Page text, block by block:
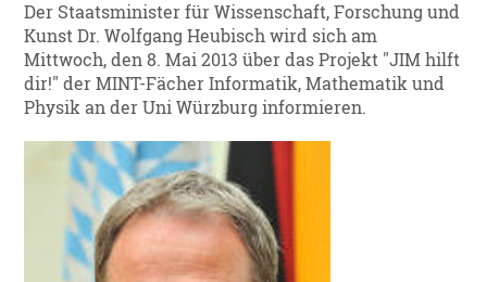
Der Staatsminister für Wissenschaft, Forschung und
Kunst Dr. Wolfgang Heubisch wird sich am
Mittwoch, den 8. Mai 2013 über das Projekt "JIM hilft
dir!" der MINT-Fächer Informatik, Mathematik und
Physik an der Uni Würzburg informieren.